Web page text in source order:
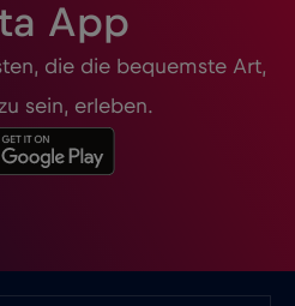
App
die die bequemste Art,
sein, erleben.